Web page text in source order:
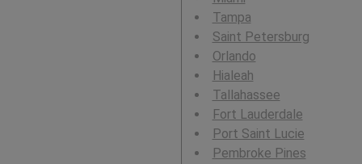
Tampa
Saint Petersburg
Orlando
Hialeah
Tallahassee
Fort Lauderdale
Port Saint Lucie
Pembroke Pines